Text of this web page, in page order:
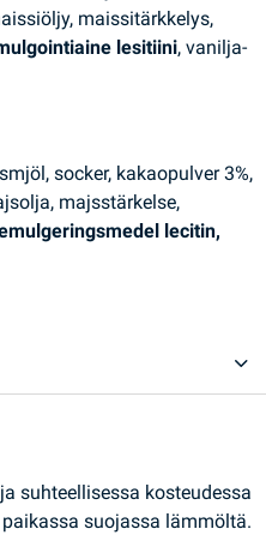
maissitärkkelys,
lesitiini, vanilja-
socker, kakaopulver 3%,
majsstärkelse,
lecitin,
suhteellisessa kosteudessa
suojassa lämmöltä.